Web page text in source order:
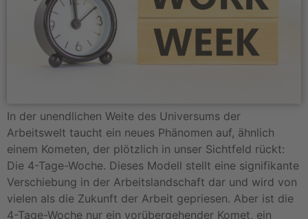
In der unendlichen Weite des Universums der
Arbeitswelt taucht ein neues Phänomen auf, ähnlich
einem Kometen, der plötzlich in unser Sichtfeld rückt:
Die 4-Tage-Woche. Dieses Modell stellt eine signifikante
Verschiebung in der Arbeitslandschaft dar und wird von
vielen als die Zukunft der Arbeit gepriesen. Aber ist die
4-Tage-Woche nur ein vorübergehender Komet, ein